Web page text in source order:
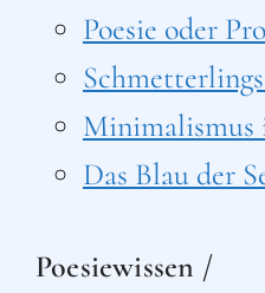
Poesie oder
Minimalismus
Das Blau der
Poesiewissen /